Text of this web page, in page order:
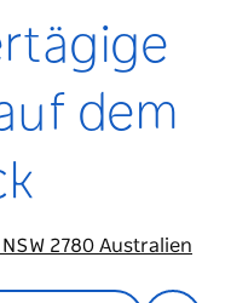
dem
2780 Australien